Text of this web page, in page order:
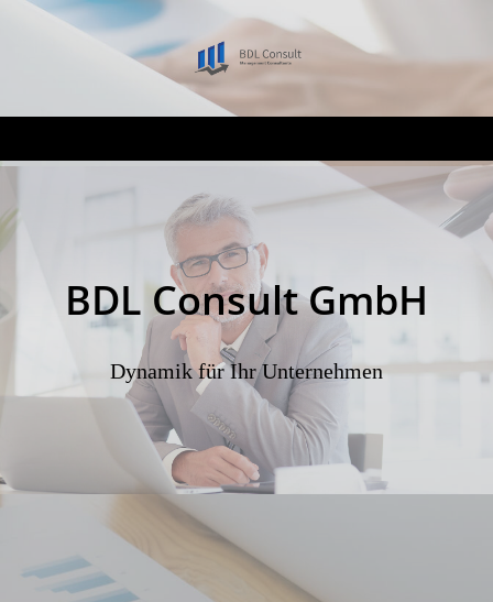
BDL Consult GmbH
Dynamik für Ihr Unternehmen